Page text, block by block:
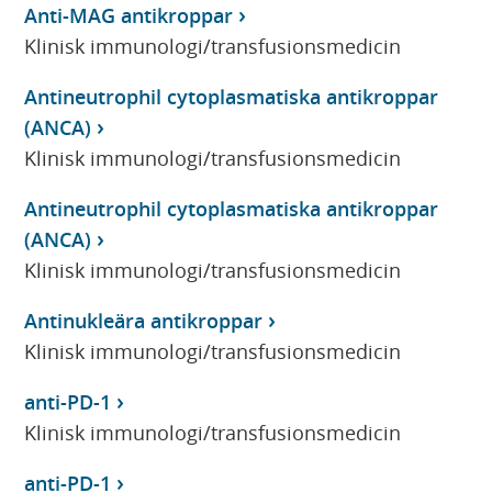
Anti-MAG antikroppar
Klinisk immunologi/transfusionsmedicin
Antineutrophil cytoplasmatiska antikroppar
(ANCA)
Klinisk immunologi/transfusionsmedicin
Antineutrophil cytoplasmatiska antikroppar
(ANCA)
Klinisk immunologi/transfusionsmedicin
Antinukleära antikroppar
Klinisk immunologi/transfusionsmedicin
anti-PD-1
Klinisk immunologi/transfusionsmedicin
anti-PD-1